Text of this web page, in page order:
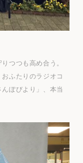
つつも高め合う。
ふたりのラジオコ
ぽびより」、本当